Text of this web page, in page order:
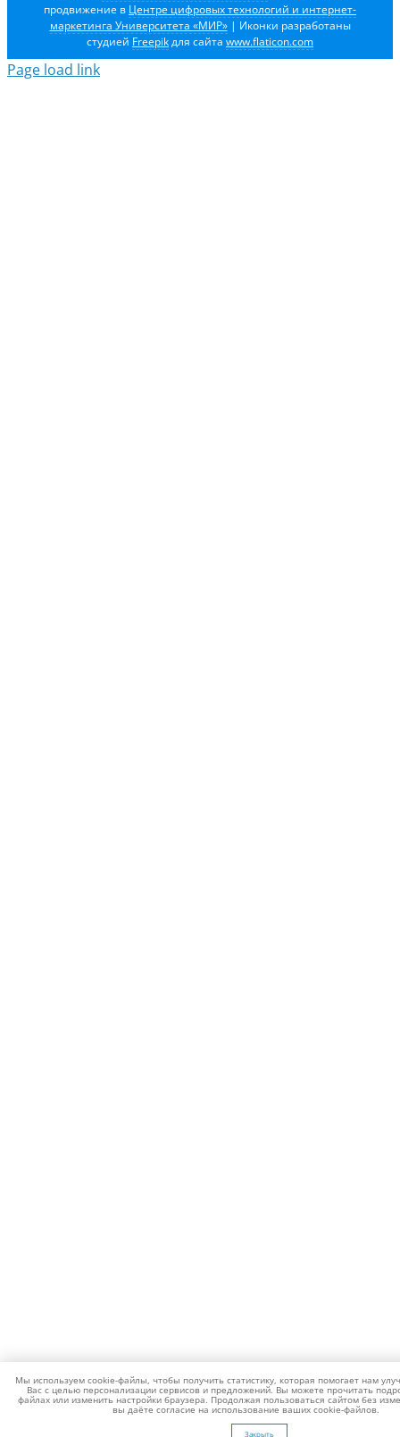
продвижение в Центре цифровых технологий и интернет-
маркетинга Университета «МИР»| Иконки разработаны
студией Freepikдля сайта www.flaticon.com
Page load link
Мы используем cookie-файлы, чтобы получить статистику, которая помогает нам
Вас с целью персонализации сервисов и предложений. Вы можете прочитать
файлах или изменить настройки браузера. Продолжая пользоваться сайтом без
вы даёте согласие на использование ваших cookie-файлов.